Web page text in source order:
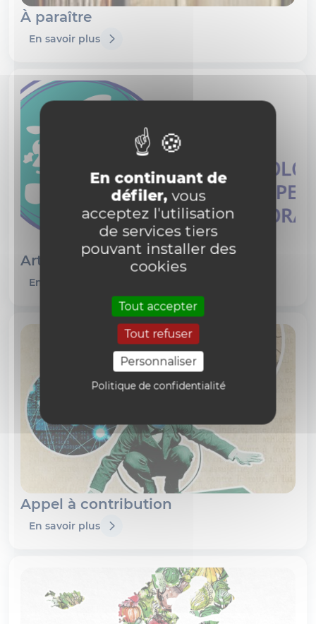
En continuant de
défiler,vous
acceptez l'utilisation
de services tiers
pouvant installer des
cookies
Tout accepter
Tout refuser
Personnaliser
Politique de confidentialité
À paraître
En savoir plus
Articles
En savoir plus
Appel à contribution
En savoir plus